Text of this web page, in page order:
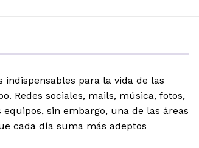
para la vida de las
Redes sociales, mails, música, fotos,
sin embargo, una de las áreas
cada día suma más adeptos